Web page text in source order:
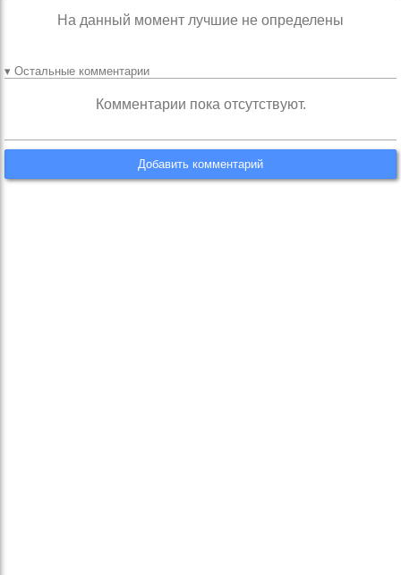
На данный момент лучшие не определены
▾ Остальные комментарии
Комментарии пока отсутствуют.
Добавить комментарий